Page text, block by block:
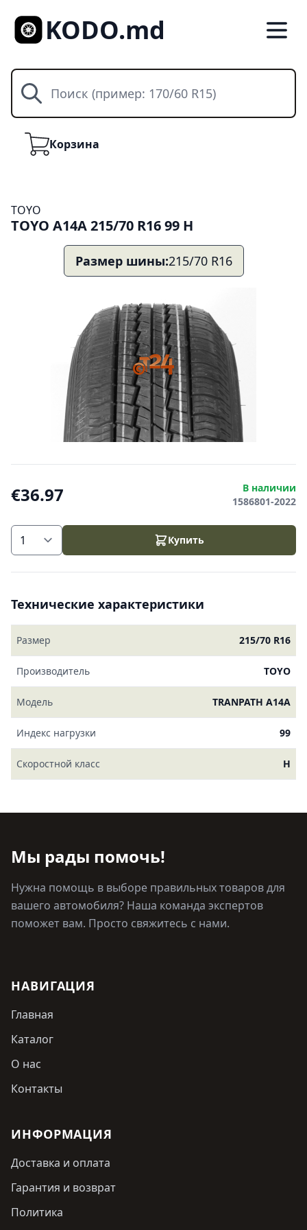
KODO.md
Поиск
КорзинаКорзина
TOYO
TOYO A14A 215/70 R16 99 H
Размер шины:215/70 R16
€36.97
В наличии
1586801-2022
Купить
Технические характеристики
Размер 215/70 R16
Производитель TOYO
Модель TRANPATH A14A
Индекс нагрузки 99
Скоростной класс H
Мы рады помочь!
Нужна помощь в выборе правильных товаров для
вашего автомобиля? Наша команда экспертов
поможет вам. Просто свяжитесь с нами.
НАВИГАЦИЯ
Главная
Каталог
О нас
Контакты
ИНФОРМАЦИЯ
Доставка и оплата
Гарантия и возврат
Политика